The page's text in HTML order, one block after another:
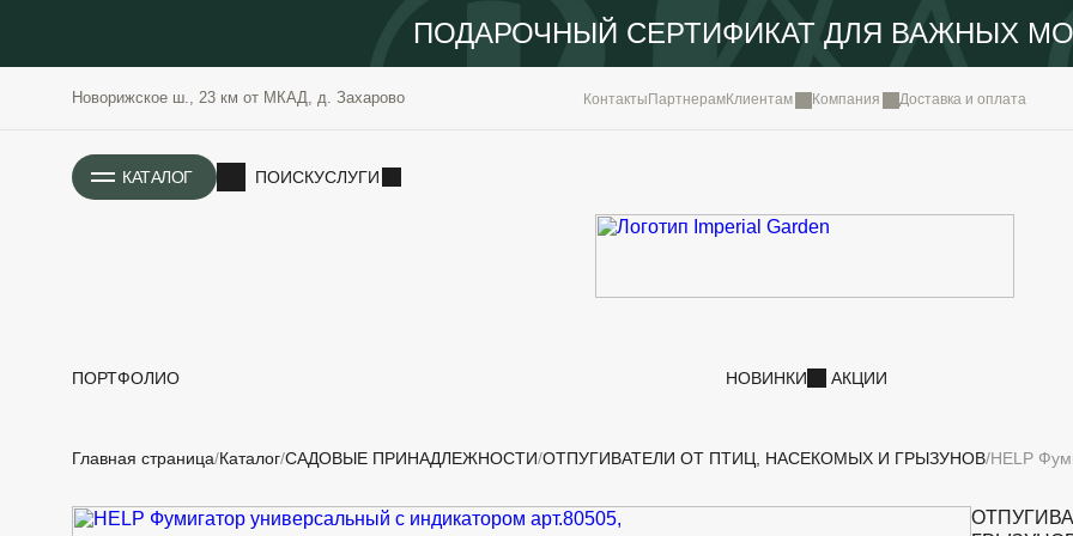
ПОДАРОЧНЫЙ СЕРТИФИКАТ ДЛЯ ВАЖНЫХ
Новорижское ш., 23 км от МКАД, д. Захарово Контакты ПартнерамКлиентам Компания Доставка и оплата
КАТАЛОГ ПОИСКУСЛУГИ
ПОРТФОЛИО НОВИНКИ АКЦИИ
РАСТЕНИЯ
ОЗЕЛЕНЕНИЕ
ИСТОРИЯ
Главная страница Каталог САДОВЫЕ ПРИНАДЛЕЖНОСТИ ОТПУГИВАТЕЛИ ОТ ПТИЦ, НАСЕКОМЫХ И ГРЫЗУНОВ HELP